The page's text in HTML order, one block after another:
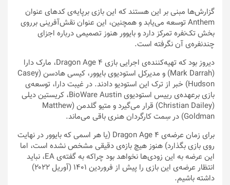
گزارش‌ها مبنی بر این هستند که این بازی برپایه‌ی کدهای عنوان
Anthem توسعه می‌یابد و همچنین، این عنوان نقش‌آفرینی برروی
بخش تک‌نفره تمرکز دارد و بایوور هنوز تصمیمی درباره اجزای
چندنفره‌ی آن نگرفته است.
دیروز بود که تهیه‌کننده‌ی اجرایی بازی Dragon Age 4، مارک دارا
(Mark Darrah) و مدیرکل استودیوی بایوور، کیسی هادسن (Casey
Hudson) خبر از ترک این استودیو دادند. در غیبت دارا، توسعه‌ی
بازی برعهده‌ی رییس استودیوی BioWare Austin، کریستین دیلی
(Christian Dailey) قرار می‌گیرد و متیو گلدمن (Matthew
Goldman) در سِمت کارگردان هنری باقی می‌ماند.
برای زمان عرضه‌ی Dragon Age 4 (یا هر اسمی که بایوور در نهایت
روی بازی بگذارد) هنوز هیچ بازه‌ی دقیقی مشخص نشده است، اما
این عرضه به این زودی‌ها نخواهد بود چراکه به گفته‌ی EA، نباید
انتظار عرضه‌ی این بازی را پیش از فروردین ۱۴۰۱ (آوریل ۲۰۲۲)
داشته باشیم.